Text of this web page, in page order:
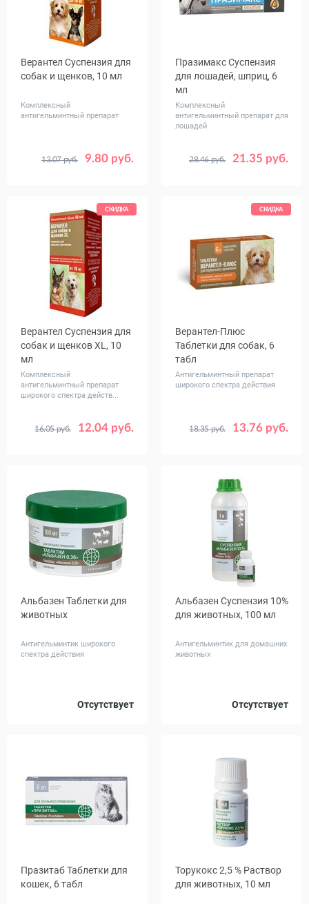
Верантел Суспензия для
собак и щенков, 10 мл
Комплексный
антигельминтный препарат
9.80 руб.
13.07 руб.
Празимакс Суспензия
для лошадей, шприц, 6
мл
Комплексный
антигельминтный препарат для
лошадей
21.35 руб.
28.46 руб.
СКИДКА
Верантел Суспензия для
собак и щенков XL, 10
мл
Комплексный
антигельминтный препарат
широкого спектра действ...
12.04 руб.
16.05 руб.
СКИДКА
Верантел-Плюс
Таблетки для собак, 6
табл
Антигельминтный препарат
широкого спектра действия
13.76 руб.
18.35 руб.
Альбазен Таблетки для
животных
Антигельминтик широкого
спектра действия
Отсутствует
6 100
Альбазен Суспензия 10%
для животных, 100 мл
Антигельминтик для домашних
животных
Отсутствует
Празитаб Таблетки для
кошек, 6 табл
Торукокс 2,5 % Раствор
для животных, 10 мл